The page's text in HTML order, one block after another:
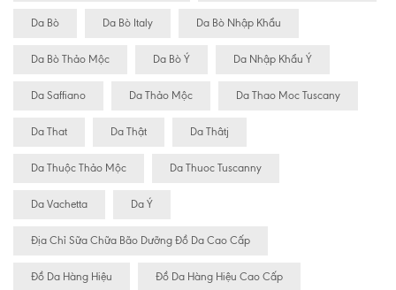
Da Bò Da Bò Italy Da Bò Nhập Khẩu
Da Bò Thảo Mộc Da Bò Ý Da Nhập Khẩu Ý
Da Saffiano Da Thảo Mộc Da Thao Moc Tuscany
Da That Da Thật Da Thâtj
Da Thuộc Thảo Mộc Da Thuoc Tuscanny
Da Vachetta Da Ý
Địa Chỉ Sữa Chữa Bão Dưỡng Đồ Da Cao Cấp
Đồ Da Hàng Hiệu Đồ Da Hàng Hiệu Cao Cấp